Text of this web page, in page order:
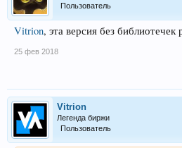
Пользователь
Vitrion, эта версия без библиотечек
25 фев 2018
Vitrion
Легенда биржи
Пользователь